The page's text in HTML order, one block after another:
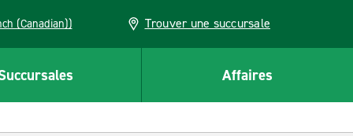
(Canadian)) Trouver une succursale
Affaires